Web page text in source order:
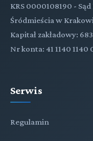
KRS 0000108190 -
Śródmieścia w
Kapitał zakładowy:
Nr konta: 41 1140
Serwis
Regulamin